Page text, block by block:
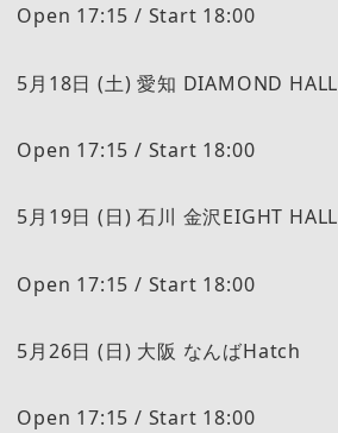
Open 17:15 / Start 18:00
5月18日 (土) 愛知 DIAMOND HALL
Open 17:15 / Start 18:00
5月19日 (日) 石川 金沢EIGHT HALL
Open 17:15 / Start 18:00
5月26日 (日) 大阪 なんばHatch
Open 17:15 / Start 18:00